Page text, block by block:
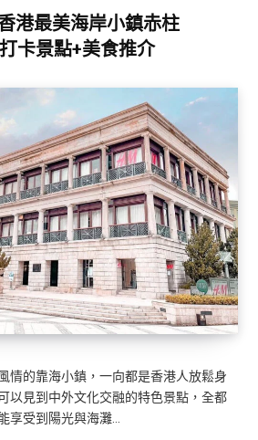
港最美海岸小鎮赤柱
卡景點+美食推介
情的靠海小鎮，一向都是香港人放鬆身
以見到中外文化交融的特色景點，全都
享受到陽光與海灘…